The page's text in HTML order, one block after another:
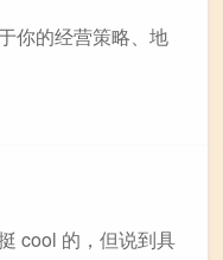
你的经营策略、地
cool 的，但说到具